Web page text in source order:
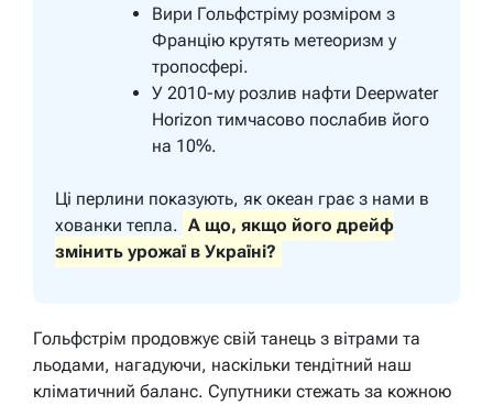
Вири Гольфстріму розміром з
Францію крутять метеоризм у
тропосфері.
У 2010-му розлив нафти Deepwater
Horizon тимчасово послабив його
на 10%.
Ці перлини показують, як океан грає з нами в
хованки тепла. А що, якщо його дрейф
змінить урожаї в Україні?
Гольфстрім продовжує свій танець з вітрами та
льодами, нагадуючи, наскільки тендітний наш
кліматичний баланс. Супутники стежать за кожною